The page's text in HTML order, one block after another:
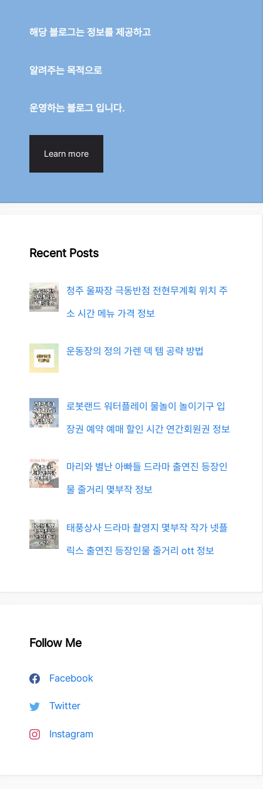
해당 블로그는 정보를 제공하고
알려주는 목적으로
운영하는 블로그 입니다.
Learn more
Recent Posts
청주 울짜장 극동반점 전현무계획 위치 주
소 시간 메뉴 가격 정보
운동장의 정의 가렌 덱 템 공략 방법
로봇랜드 워터플레이 물놀이 놀이기구 입
장권 예약 예매 할인 시간 연간회원권 정보
마리와 별난 아빠들 드라마 출연진 등장인
물 줄거리 몇부작 정보
태풍상사 드라마 촬영지 몇부작 작가 넷플
릭스 출연진 등장인물 줄거리 ott 정보
Follow Me
Facebook
Twitter
Instagram